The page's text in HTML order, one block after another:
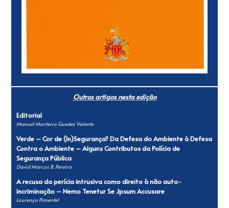
Outros artigos nesta edição
Editorial
Manuel Monteiro Guedes Valente
Verde – Cor de (ln)Segurança? Da Defesa do Ambiente à Defesa
Contra o Ambiente – Alguns Contributos da Polícia de
Segurança Pública
David Marcos B. Pereira
A recusa da perícia intrusiva como direito à não auto-
incriminação – Nemo Tenetur Se Jpsum Accusare
Lourenço Pimentel